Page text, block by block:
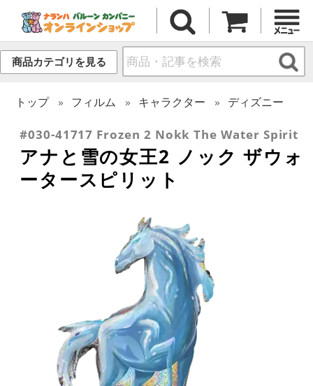
商品カテゴリを見る
トップ フィルム キャラクター ディズニー
#030-41717 Frozen 2 Nokk The Water Spirit
アナと雪の女王2 ノック ザウォ
ータースピリット